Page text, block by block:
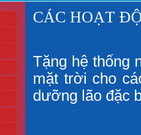
CÁC HOẠT
Tặng hệ thống
mặt trời cho
dưỡng lão đặc